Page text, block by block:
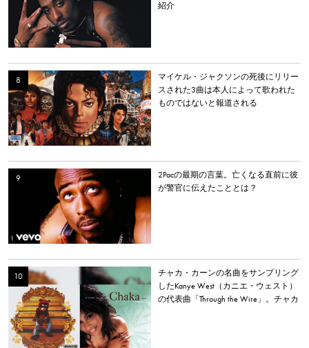
紹介
マイケル・ジャクソンの死後にリリー
スされた3曲は本人によって歌われた
ものではないと報道される
2Pacの最期の言葉。亡くなる直前に彼
が警官に伝えたこととは？
チャカ・カーンの名曲をサンプリング
したKanye West（カニエ・ウェスト）
の代表曲「Through the Wire」。チャカ